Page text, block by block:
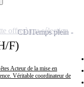
F)
Acteur de la mise en
Véritable coordinateur de
CDITemps plein
offre à ma sélection